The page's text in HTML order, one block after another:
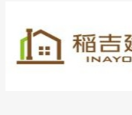
枚
目